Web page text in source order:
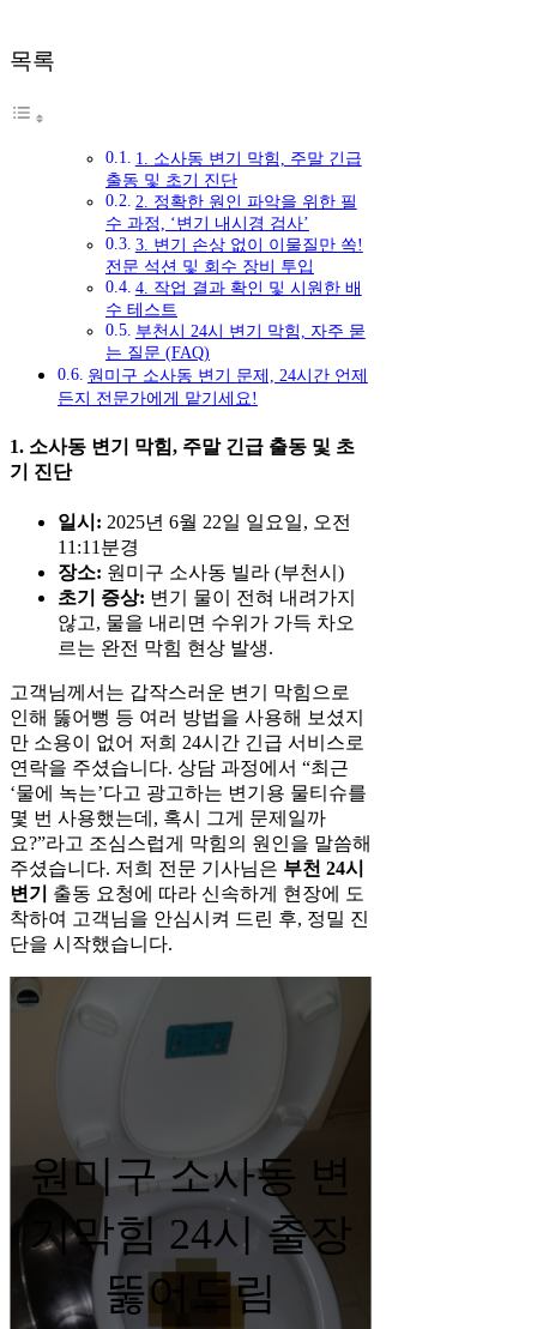
목록
1. 소사동 변기 막힘, 주말 긴급
출동 및 초기 진단
2. 정확한 원인 파악을 위한 필
수 과정, ‘변기 내시경 검사’
3. 변기 손상 없이 이물질만 쏙!
전문 석션 및 회수 장비 투입
4. 작업 결과 확인 및 시원한 배
수 테스트
부천시 24시 변기 막힘, 자주 묻
는 질문 (FAQ)
원미구 소사동 변기 문제, 24시간 언제
든지 전문가에게 맡기세요!
1. 소사동 변기 막힘, 주말 긴급 출동 및 초
기 진단
일시: 2025년 6월 22일 일요일, 오전
11:11분경
장소: 원미구 소사동 빌라 (부천시)
초기 증상: 변기 물이 전혀 내려가지
않고, 물을 내리면 수위가 가득 차오
르는 완전 막힘 현상 발생.
고객님께서는 갑작스러운 변기 막힘으로
인해 뚫어뻥 등 여러 방법을 사용해 보셨지
만 소용이 없어 저희 24시간 긴급 서비스로
연락을 주셨습니다. 상담 과정에서 “최근
‘물에 녹는’다고 광고하는 변기용 물티슈를
몇 번 사용했는데, 혹시 그게 문제일까
요?”라고 조심스럽게 막힘의 원인을 말씀해
주셨습니다. 저희 전문 기사님은 부천 24시
변기
출동 요청에 따라 신속하게 현장에 도
착하여 고객님을 안심시켜 드린 후, 정밀 진
단을 시작했습니다.
원미구 소사동 변
기막힘 24시 출장
뚫어드림